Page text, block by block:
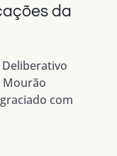
da
Mourão
com